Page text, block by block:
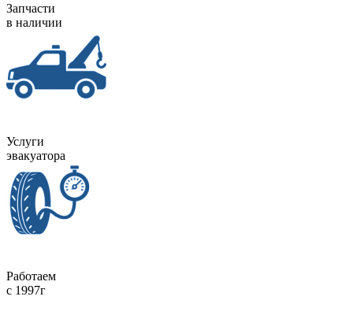
Запчасти
в наличии
Услуги
эвакуатора
Работаем
c 1997г